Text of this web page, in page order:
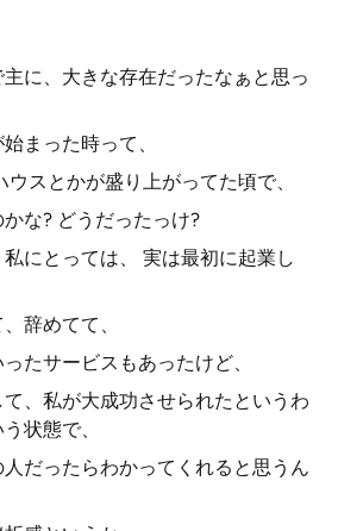
に、大きな存在だったなぁと思っ
まった時って、
スとかが盛り上がってた頃で、
な? どうだったっけ?
にとっては、 実は最初に起業し
辞めてて、
たサービスもあったけど、
、私が大成功させられたというわ
状態で、
だったらわかってくれると思うん